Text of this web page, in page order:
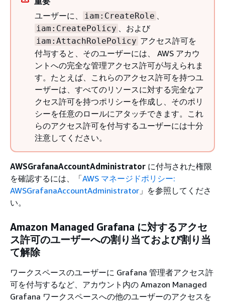
ユーザーに、
iam:CreateRole
iam:CreatePolicy 、および
iam:AttachRolePolicy アクセス許可を
付与すると、そのユーザーには、 AWS アカウ
ントへの完全な管理アクセス許可が与えられま
す。たとえば、これらのアクセス許可を持つユ
ーザーは、すべてのリソースに対する完全なア
クセス許可を持つポリシーを作成し、そのポリ
シーを任意のロールにアタッチできます。これ
らのアクセス許可を付与するユーザーには十分
注意してください。
AWSGrafanaAccountAdministrator に付与された権限
を確認するには、「AWS マネージドポリシー:
AWSGrafanaAccountAdministrator 」を参照してくださ
い。
Amazon Managed Grafana に対するアクセ
ス許可のユーザーへの割り当ておよび割り当
て解除
ワークスペースのユーザーに Grafana 管理者アクセス許
可を付与するなど、アカウント内の Amazon Managed
Grafana ワークスペースへの他のユーザーのアクセスを